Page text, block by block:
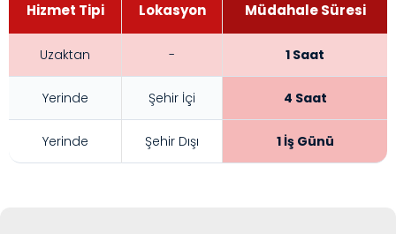
Hizmet Tipi Lokasyon Müdahale Süresi
Uzaktan - 1 Saat
Yerinde Şehir İçi 4 Saat
Yerinde Şehir Dışı 1 İş Günü